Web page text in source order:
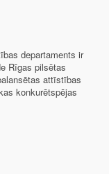
departaments ir
Rīgas pilsētas
attīstības
konkurētspējas